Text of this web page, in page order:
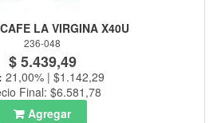
LA VIRGINA X40U
236-048
$ 5.439,49
21,00% | $1.142,29
Final: $6.581,78
Agregar